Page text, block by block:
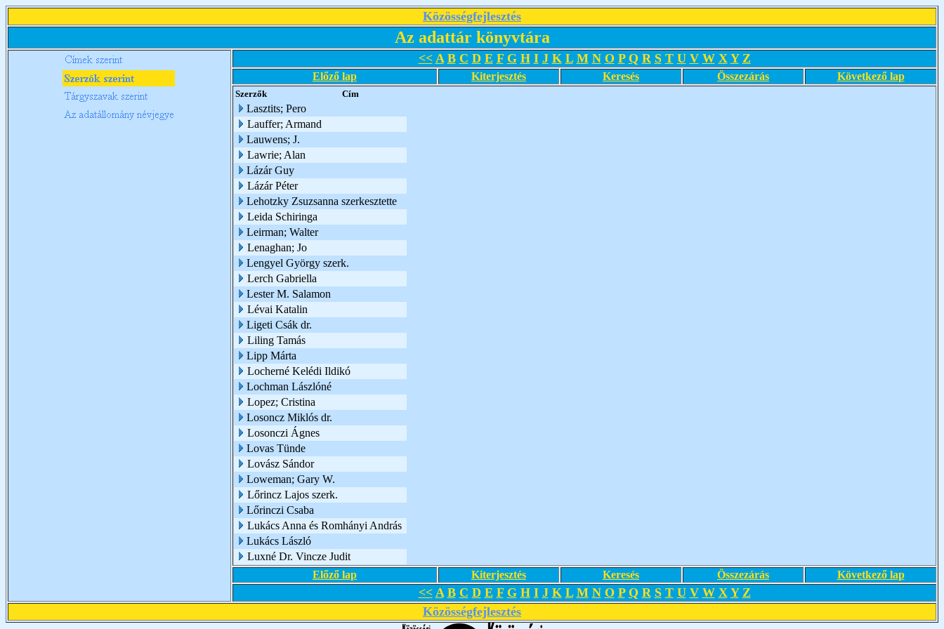
Közösségfejlesztés
Az adattár könyvtára
<< A B C D E F G H I J K L M N O P Q R S T U V W X Y Z
Előző lap Kiterjesztés Keresés Összezárás Következő lap
Szerzők Cím
Lasztits; Pero
Lauffer; Armand
Lauwens; J.
Lawrie; Alan
Lázár Guy
Lázár Péter
Lehotzky Zsuzsanna szerkesztette
Leida Schiringa
Leirman; Walter
Lenaghan; Jo
Lengyel György szerk.
Lerch Gabriella
Lester M. Salamon
Lévai Katalin
Ligeti Csák dr.
Liling Tamás
Lipp Márta
Locherné Kelédi Ildikó
Lochman Lászlóné
Lopez; Cristina
Losoncz Miklós dr.
Losonczi Ágnes
Lovas Tünde
Lovász Sándor
Loweman; Gary W.
Lőrincz Lajos szerk.
Lőrinczi Csaba
Lukács Anna és Romhányi András
Lukács László
Luxné Dr. Vincze Judit
Előző lap
Kiterjesztés Keresés Összezárás Következő lap
<< A B C D E F G H I J K L M N O P Q R S T U V W X Y Z
Közösségfejlesztés